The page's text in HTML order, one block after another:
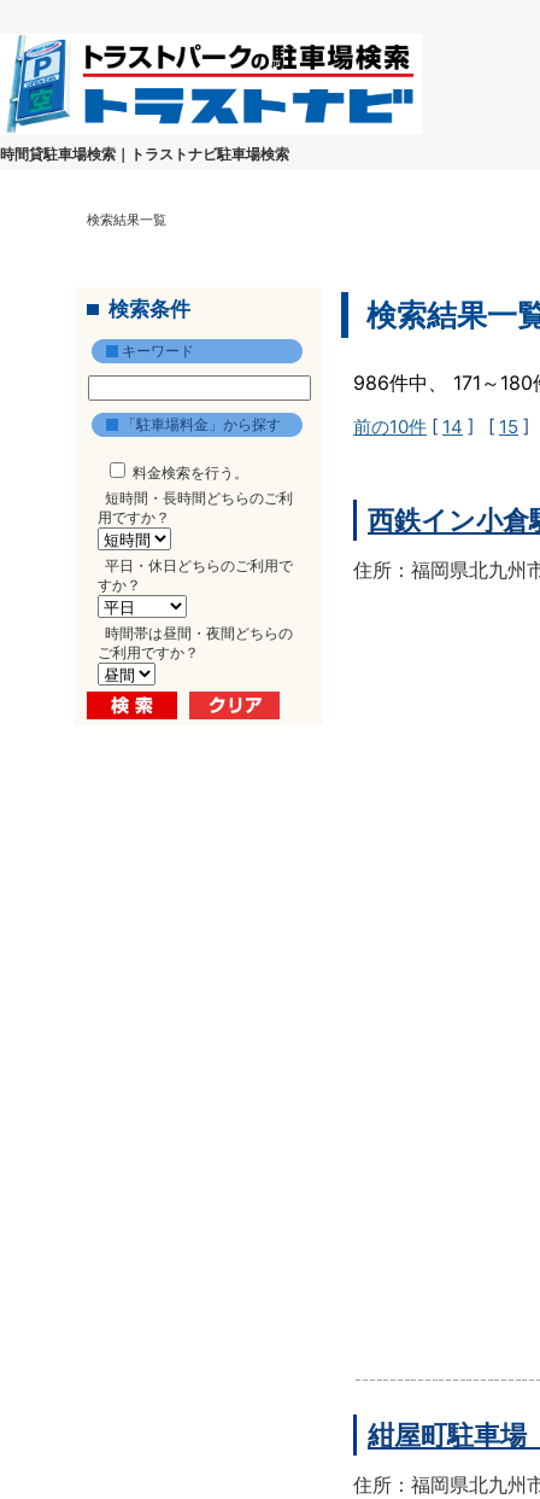
時間貸駐車場検索｜トラストナビ駐車場検索
検索結果一覧
検索条件
キーワード
「駐車場料金」から探す
料金検索を行う。
短時間・長時間どちらのご利
用ですか？
平日・休日どちらのご利用で
すか？
時間帯は昼間・夜間どちらの
ご利用ですか？
検索結果一
986件中、 171～
前の10件 [ 14 ] [ 15 ]
西鉄イン小倉
住所：福岡県北九州
紺屋町駐車場
住所：福岡県北九州